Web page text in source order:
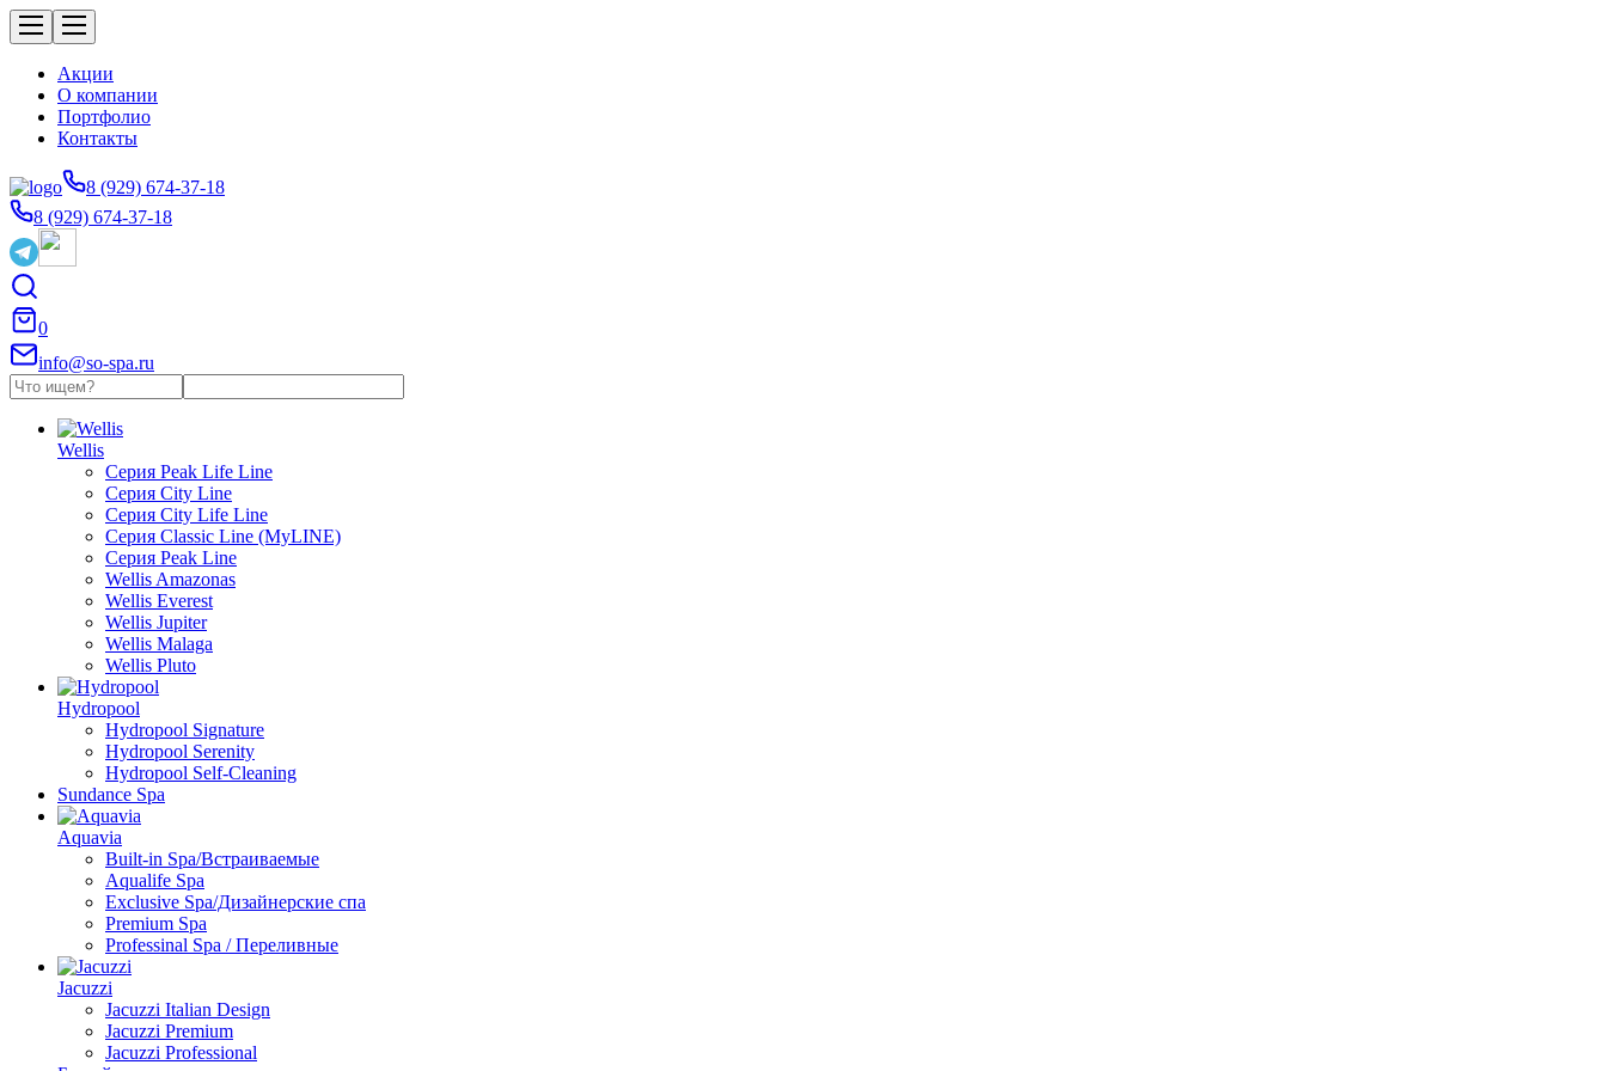
Акции
О компании
Портфолио
Контакты
8 (929) 674-37-18
8 (929) 674-37-18
0
info@so-spa.ru
Wellis
Серия Peak Life Line
Серия City Line
Серия City Life Line
Серия Classic Line (MyLINE)
Серия Peak Line
Wellis Amazonas
Wellis Everest
Wellis Jupiter
Wellis Malaga
Wellis Pluto
Hydropool
Hydropool Signature
Hydropool Serenity
Hydropool Self-Сleaning
Sundance Spa
Aquavia
Built-in Spa/Встраиваемые
Aqualife Spa
Exclusive Spa/Дизайнерские спа
Premium Spa
Professinal Spa / Переливные
Jacuzzi
Jacuzzi Italian Design
Jacuzzi Premium
Jacuzzi Professional